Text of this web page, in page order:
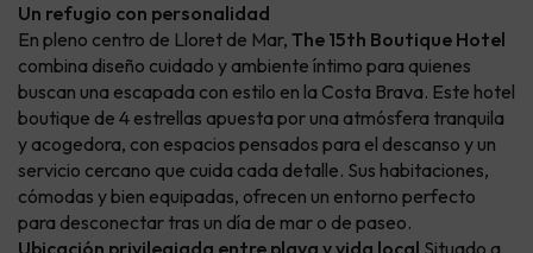
Un refugio con personalidad
En pleno centro de Lloret de Mar, The 15th Boutique Hotel
combina diseño cuidado y ambiente íntimo para quienes
buscan una escapada con estilo en la Costa Brava. Este hotel
boutique de 4 estrellas apuesta por una atmósfera tranquila
y acogedora, con espacios pensados para el descanso y un
servicio cercano que cuida cada detalle. Sus habitaciones,
cómodas y bien equipadas, ofrecen un entorno perfecto
para desconectar tras un día de mar o de paseo.